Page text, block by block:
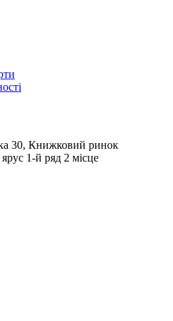
30, Книжковий ринок
1-й ряд 2 місце